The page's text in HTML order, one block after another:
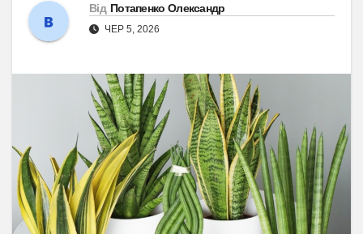
Від Потапенко Олександр
ЧЕР 5, 2026